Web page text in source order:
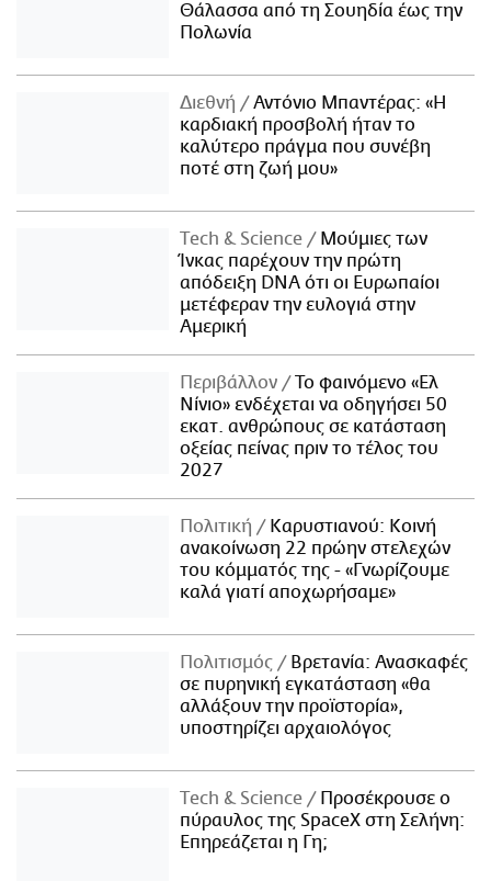
Θάλασσα από τη Σουηδία έως την
Πολωνία
Διεθνή
Αντόνιο Μπαντέρας: «Η
καρδιακή προσβολή ήταν το
καλύτερο πράγμα που συνέβη
ποτέ στη ζωή μου»
Τech & Science
Μούμιες των
Ίνκας παρέχουν την πρώτη
απόδειξη DNA ότι οι Ευρωπαίοι
μετέφεραν την ευλογιά στην
Αμερική
Περιβάλλον
Το φαινόμενο «Ελ
Νίνιο» ενδέχεται να οδηγήσει 50
εκατ. ανθρώπους σε κατάσταση
οξείας πείνας πριν το τέλος του
2027
Πολιτική
Καρυστιανού: Κοινή
ανακοίνωση 22 πρώην στελεχών
του κόμματός της - «Γνωρίζουμε
καλά γιατί αποχωρήσαμε»
Πολιτισμός
Βρετανία: Ανασκαφές
σε πυρηνική εγκατάσταση «θα
αλλάξουν την προϊστορία»,
υποστηρίζει αρχαιολόγος
Τech & Science
Προσέκρουσε ο
πύραυλος της SpaceX στη Σελήνη:
Επηρεάζεται η Γη;